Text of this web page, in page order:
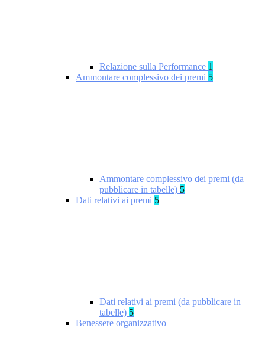
Relazione sulla Performance 1
Ammontare complessivo dei premi 5
Ammontare complessivo dei premi (da
pubblicare in tabelle) 5
Dati relativi ai premi 5
Dati relativi ai premi (da pubblicare in
tabelle) 5
Benessere organizzativo